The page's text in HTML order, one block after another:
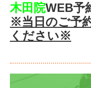
木田院WEB予
※当日のご予
ください※